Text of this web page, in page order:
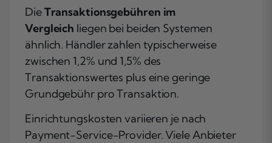
DieTransaktionsgebühren im
Vergleich liegen bei beiden Systemen
ähnlich. Händler zahlen typischerweise
zwischen 1,2% und 1,5% des
Transaktionswertes plus eine geringe
Grundgebühr pro Transaktion.
Einrichtungskosten variieren je nach
Payment-Service-Provider. Viele Anbieter